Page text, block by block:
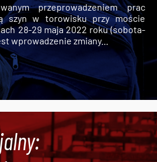
przeprowadzeniem prac
szyn w torowisku przy moście
28-29 maja 2022 roku (sobota-
wprowadzenie zmiany...